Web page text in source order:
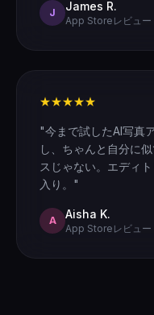
J James R.
App Storeレビュー
★★★★★
"今まで試したAI写真
し、ちゃんと自分に
スじゃない。エディ
入り。"
A Aisha K.
App Storeレビュー